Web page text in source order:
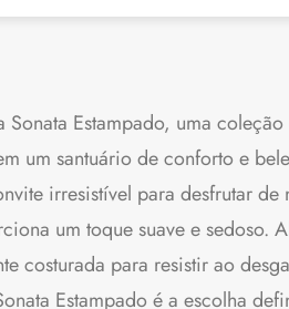
Sonata Estampado, uma
um santuário de conforto e
irresistível para desfrutar
um toque suave e sedoso.
costurada para resistir ao
Estampado é a escolha